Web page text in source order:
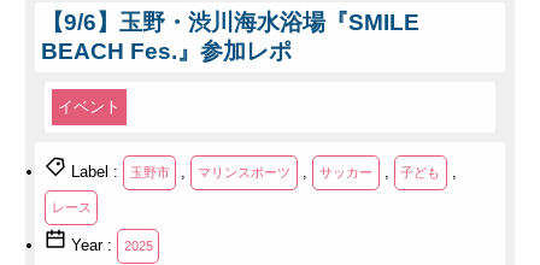
【9/6】玉野・渋川海水浴場『SMILE
BEACH Fes.』参加レポ
イベント
Label : 玉野市 , マリンスポーツ , サッカー , 子ども ,
レース
Year : 2025